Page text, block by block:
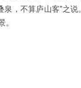
泉，不算庐山客”之
。